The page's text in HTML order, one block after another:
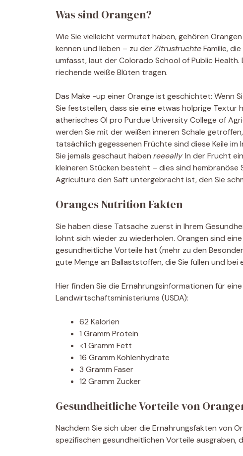
Was sind Orangen?
Wie Sie vielleicht vermutet haben, gehören
kennen und lieben – zu derZitrusfrüchteFamilie,
umfasst, laut der Colorado School of Public
riechende weiße Blüten tragen.
Das Make -up einer Orange ist geschichtet: Wenn
Sie feststellen, dass sie eine etwas holprige Textur
ätherisches Öl pro Purdue University College of
werden Sie mit der weißen inneren Schale
tatsächlich gegessenen Früchte sind diese Keile im
Sie jemals geschaut haben reeeally In der Frucht
kleineren Stücken besteht – dies sind hembranöse
Agriculture den Saft untergebracht ist, den Sie
Oranges Nutrition Fakten
Sie haben diese Tatsache zuerst in Ihrem
lohnt sich wieder zu wiederholen. Orangen sind
gesundheitliche Vorteile hat (mehr zu den
gute Menge an Ballaststoffen, die Sie füllen und bei
Hier finden Sie die Ernährungsinformationen für
Landwirtschaftsministeriums (USDA):
62 Kalorien
1 Gramm Protein
<1 Gramm Fett
16 Gramm Kohlenhydrate
3 Gramm Faser
12 Gramm Zucker
Gesundheitliche Vorteile von
Nachdem Sie sich über die Ernährungsfakten von
spezifischen gesundheitlichen Vorteile ausgraben,